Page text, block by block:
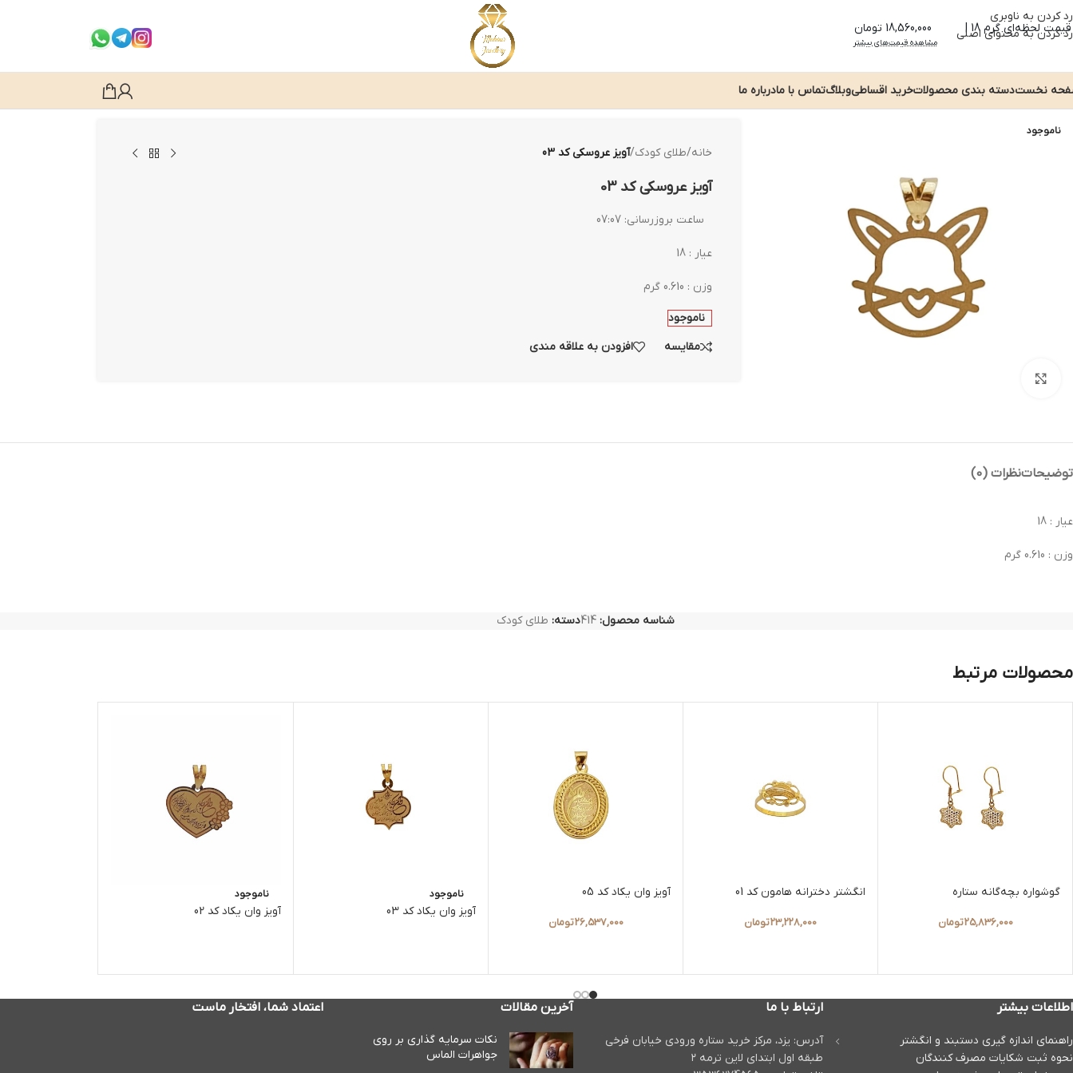
رد کردن به ناوبری
رد کردن به محتوای اصلی
قیمت لحظه‌ای گرم 18 | 18,560,000 تومان
مشاهده قیمت‌های بیشتر
نخستدسته بندی محصولاتخرید اقساطیوبلاگتماس با مادرباره ما
ناموجود
خانه/طلای کودک/آویز عروسکی کد 03
آویز عروسکی کد 03
ساعت بروزرسانی:07:07
عیار : 18
وزن : 0.610 گرم
ناموجود
مقایسه
افزودن به علاقه مندی
توضیحاتنظرات (0)
عیار : 18
وزن : 0.610 گرم
شناسه محصول:414دسته: طلای کودک
محصولات مرتبط
گوشواره بچه‌گانه ستاره
25,836,000تومان
انگشتر دخترانه هامون کد 01
23,228,000تومان
آویز وان یکاد کد 05
26,537,000تومان
ناموجود
آویز وان یکاد کد 03
ناموجود
آویز وان یکاد کد 02
اطلاعات بیشتر
راهنمای اندازه گیری دستبند و انگشتر
نحوه ثبت شكايات مصرف كنندگان
ارتباط با ما
آدرس: یزد، مرکز خرید ستاره ورودی خیابان فرخی
طبقه اول ابتدای لاین ترمه ۲
آخرین مقالات
نکات سرمایه گذاری بر روی
جواهرات الماس
اعتماد شما، افتخار ماست